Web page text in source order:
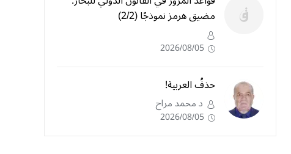
مضيق هرمز نموذجًا (2/2)
2026/08/05
حذفُ العربية!
د محمد مراح
2026/08/05